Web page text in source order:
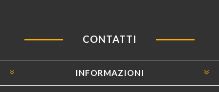
CONTATTI
INFORMAZIONI